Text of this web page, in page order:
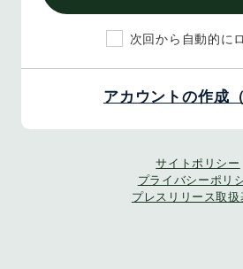
次回から自動的に
アカウントの作成（
サイトポリシー
プライバシーポリ
プレスリリース取扱